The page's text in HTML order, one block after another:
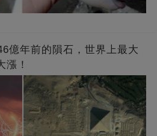
億年前的隕石，世界上最大
漲！